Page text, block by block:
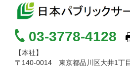
03-3778-4128
【本社】
〒140-0014 東京都品川区大井1丁